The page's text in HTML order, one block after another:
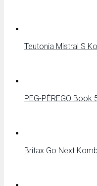
Teutonia Mistral S
PEG-PÉREGO Book
Britax Go Next